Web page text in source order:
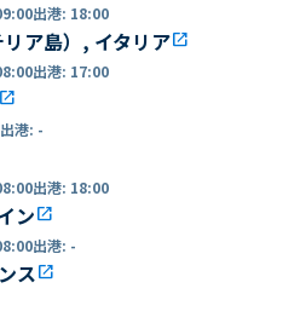
出港: 18:00
ア島）, イタリアopen_in_new
出港: 17:00
open_in_new
出港: -
出港: 18:00
ンopen_in_new
出港: -
スopen_in_new